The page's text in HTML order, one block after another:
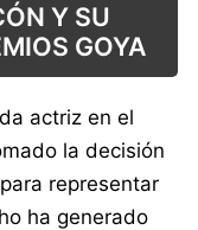
Y SU
GOYA
actriz en el
la decisión
representar
ha generado